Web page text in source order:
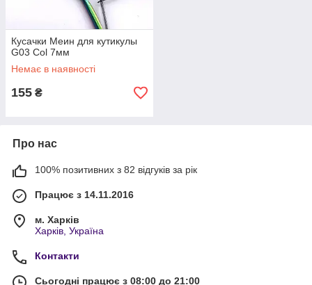
Кусачки Меин для кутикулы
G03 Col 7мм
Немає в наявності
155 ₴
Про нас
100% позитивних з 82 відгуків за рік
Працює з 14.11.2016
м. Харків
Харків, Україна
Контакти
Сьогодні працює з 08:00 до 21:00